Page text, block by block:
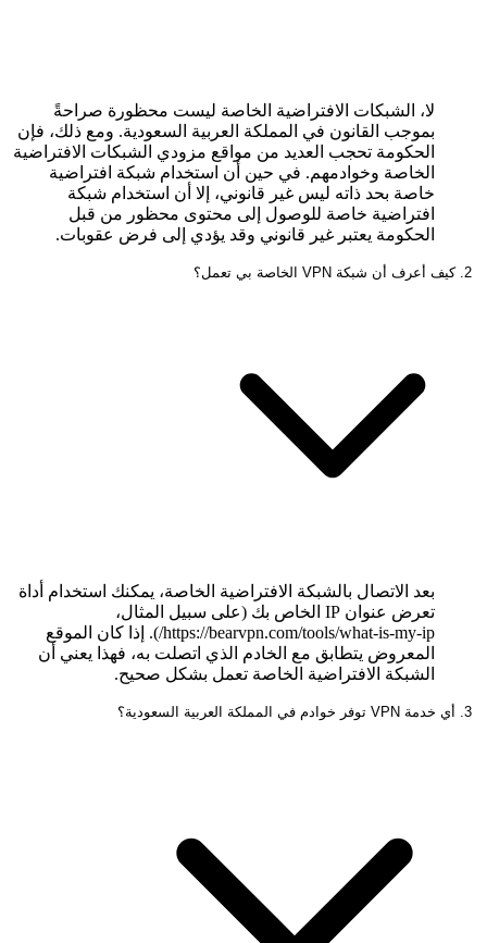
لا، الشبكات الافتراضية الخاصة ليست محظورة صراحةً
بموجب القانون في المملكة العربية السعودية. ومع ذلك، فإن
الحكومة تحجب العديد من مواقع مزودي الشبكات الافتراضية
الخاصة وخوادمهم. في حين أن استخدام شبكة افتراضية
خاصة بحد ذاته ليس غير قانوني، إلا أن استخدام شبكة
افتراضية خاصة للوصول إلى محتوى محظور من قبل
الحكومة يعتبر غير قانوني وقد يؤدي إلى فرض عقوبات.
2. كيف أعرف أن شبكة VPN الخاصة بي تعمل؟
بعد الاتصال بالشبكة الافتراضية الخاصة، يمكنك استخدام أداة
تعرض عنوان IP الخاص بك (على سبيل المثال،
https://bearvpn.com/tools/what-is-my-ip/). إذا كان الموقع
المعروض يتطابق مع الخادم الذي اتصلت به، فهذا يعني أن
الشبكة الافتراضية الخاصة تعمل بشكل صحيح.
3. أي خدمة VPN توفر خوادم في المملكة العربية السعودية؟